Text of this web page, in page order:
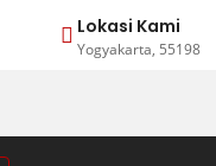
Lokasi Kami
Yogyakarta, 55198